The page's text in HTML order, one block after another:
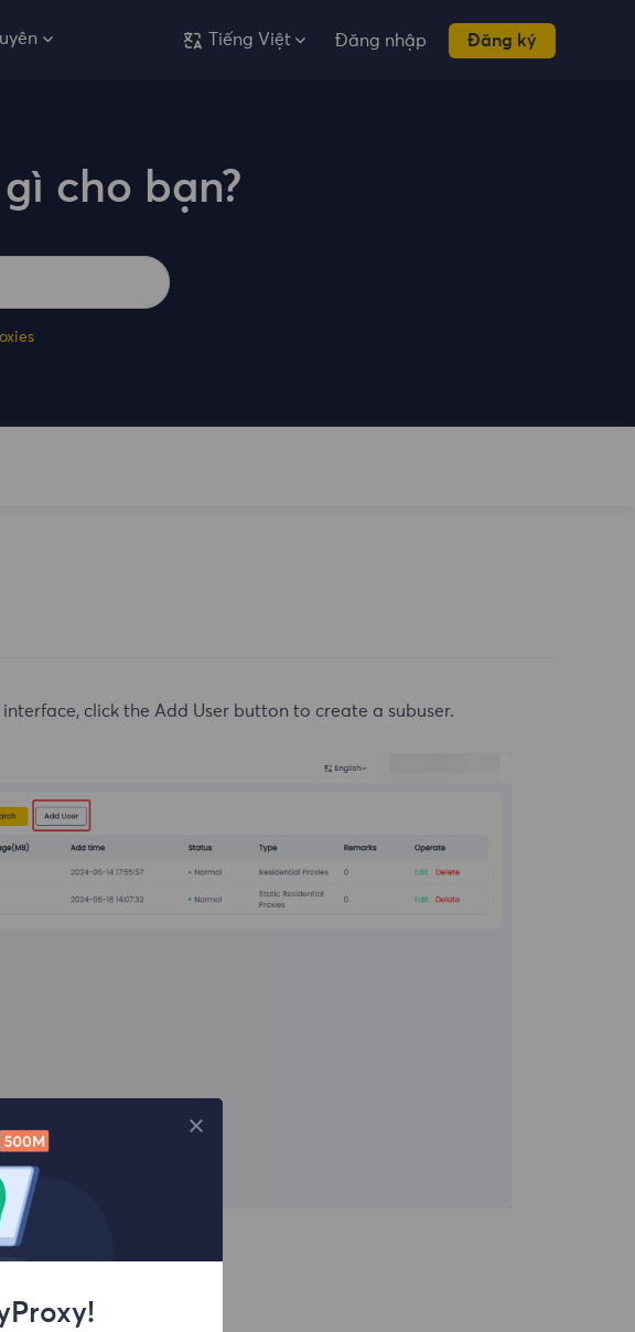
Tiếng Việt Đăng nhập Đăng ký
cho bạn?
click the Add User button to create a subuser.